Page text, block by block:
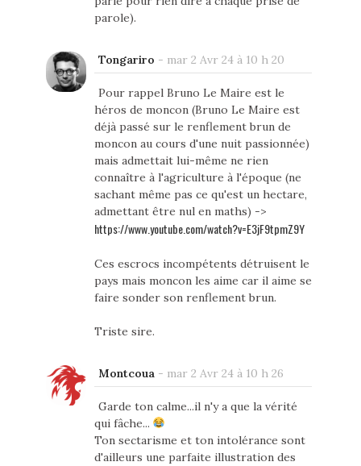
parole).
Tongariro - mar 2 Avr 24 à 10 h 20
Pour rappel Bruno Le Maire est le
héros de moncon (Bruno Le Maire est
déjà passé sur le renflement brun de
moncon au cours d'une nuit passionnée)
mais admettait lui-même ne rien
connaître à l'agriculture à l'époque (ne
sachant même pas ce qu'est un hectare,
admettant être nul en maths) ->
https://www.youtube.com/watch?v=E3jF9tpmZ9Y
Ces escrocs incompétents détruisent le
pays mais moncon les aime car il aime se
faire sonder son renflement brun.
Triste sire.
Montcoua- mar 2 Avr 24 à 10 h 26
Garde ton calme...il n'y a que la vérité
qui fâche...
Ton sectarisme et ton intolérance sont
d'ailleurs une parfaite illustration des